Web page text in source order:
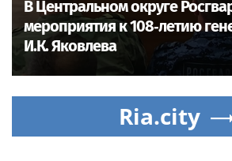
В Центральном округе
мероприятия к 108‑летию
И.К. Яковлева
Ria.city